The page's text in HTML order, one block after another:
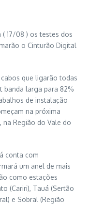
17/08 ) os testes dos
o Cinturão Digital
que ligarão todas
banda larga para 82%
de instalação
na próxima
Região do Vale do
conta com
um anel de mais
como estações
(Cariri), Tauá (Sertão
e Sobral (Região